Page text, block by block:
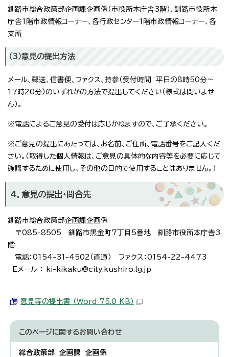
釧路市総合政策部企画課企画係（市役所本庁舎3階）、釧路市役所本
庁舎1階市政情報コーナー、各行政センター1階市政情報コーナー、各
支所
（3）意見の提出方法
メール、郵送、信書便、ファクス、持参（受付時間 平日の8時50分～
17時20分）のいずれかの方法で提出してください（様式は問いませ
ん）。
※電話によるご意見の受付は応じかねますので、ご了承ください。
※ご意見の提出にあたっては、お名前、ご住所、電話番号をご記入くだ
さい。（取得した個人情報は、ご意見の具体的な内容等を必要に応じて
確認するために使用し、その他の目的で使用することはありません。）
4．意見の提出・問合先
釧路市総合政策部企画課企画係
〒085-8505 釧路市黒金町7丁目5番地 釧路市役所本庁舎3
階
電話：0154-31-4502（直通） ファクス：0154-22-4473
Eメール ： ki-kikaku@city.kushiro.lg.jp
意見等の提出書 （Word 75.0 KB）
このページに関するお問い合わせ
総合政策部 企画課 企画係